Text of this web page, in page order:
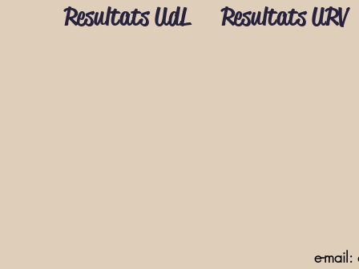
Resultats UdL Resultats URV
e-mail: